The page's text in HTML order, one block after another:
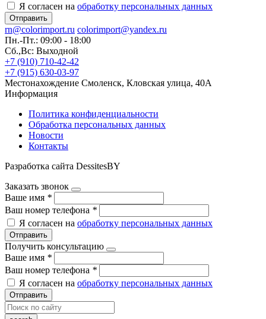
Я согласен на обработку персональных данных
Отправить
rn@colorimport.ru colorimport@yandex.ru
Пн.-Пт.: 09:00 - 18:00
Сб.,Вс: Выходной
+7 (910) 710-42-42
+7 (915) 630-03-97
Местонахождение Смоленск, Кловская улица, 40А
Информация
Политика конфиденциальности
Обработка персональных данных
Новости
Контакты
Разработка сайта DessitesBY
Заказать звонок
Ваше имя *
Ваш номер телефона *
Я согласен на обработку персональных данных
Отправить
Получить консультацию
Ваше имя *
Ваш номер телефона *
Я согласен на обработку персональных данных
Отправить